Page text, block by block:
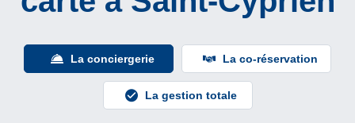
La conciergerie La co-réservation
La gestion totale